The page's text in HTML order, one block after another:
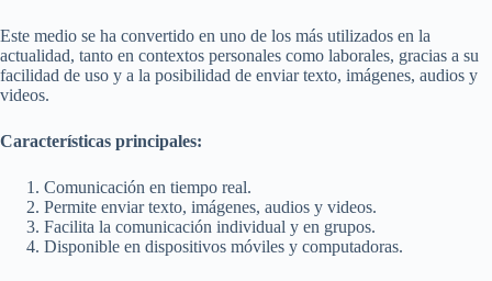
Este medio se ha convertido en uno de los más utilizados en la
actualidad, tanto en contextos personales como laborales, gracias a su
facilidad de uso y a la posibilidad de enviar texto, imágenes, audios y
videos.
Características principales:
Comunicación en tiempo real.
Permite enviar texto, imágenes, audios y videos.
Facilita la comunicación individual y en grupos.
Disponible en dispositivos móviles y computadoras.